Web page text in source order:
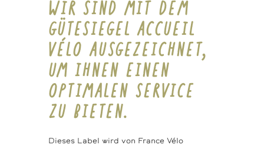
WIR SIND MIT DEM
GÜTESIEGEL ACCUEIL
VÉLO AUSGEZEICHNET,
UM IHNEN EINEN
OPTIMALEN SERVICE
ZU BIETEN.
Dieses Label wird von France Vélo